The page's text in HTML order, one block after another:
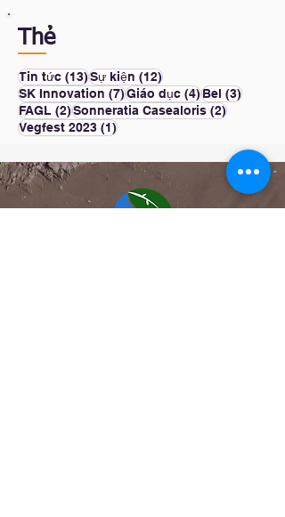
Thẻ
Tin tức (13)13 bài đăng
Sự kiện (12)12 bài đăng
SK Innovation (7)7 bài đăng
Giáo dục (4)4 bài đăng
Bel (3)3 bài
FAGL (2)2 bài đăng
Sonneratia Casealoris (2)2 bài đăng
Vegfest 2023 (1)1 bài đăng